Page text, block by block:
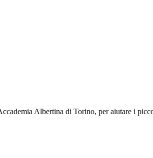
Albertina di Torino, per aiutare i